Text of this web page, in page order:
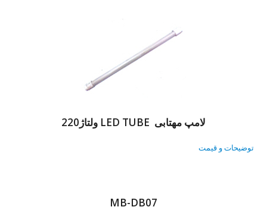
لامپ مهتابی LED TUBE ولتاژ220
توضیحات و قیمت
MB-DB07